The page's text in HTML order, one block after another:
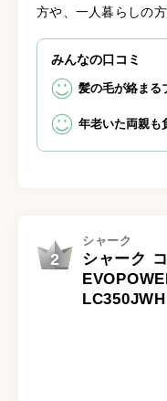
方や、一人暮らしの
みんなの口コミ
髪の毛が絡まる
年老いた両親も
2
シャーク
シャーク
LC350JWH